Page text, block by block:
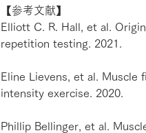
【参考文献】
Elliott C. R. Hall, et al.
repetition testing. 2021.
Eline Lievens, et al.
intensity exercise. 2020.
Phillip Bellinger, et al.